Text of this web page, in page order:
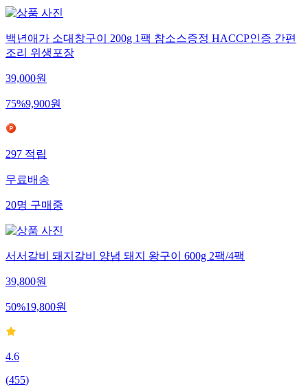
백년애가 소대창구이 200g 1팩 참소스증정 HACCP인증 간편
조리 위생포장
39,000원
75%9,900원
297 적립
무료배송
20명 구매중
서서갈비 돼지갈비 양념 돼지 왕구이 600g 2팩/4팩
39,800원
50%19,800원
4.6
(455)